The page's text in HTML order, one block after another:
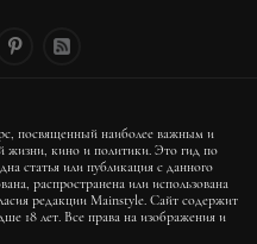
посвященный наиболее важным и
жизни, кино и политики. Это гид по
статья или публикация с данного
распространена или использована
редакции Mainstyle. Сайт содержит
18 лет. Все права на изображения и